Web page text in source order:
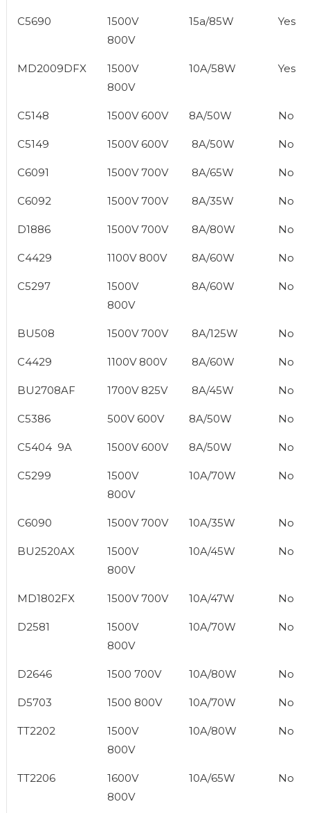
C5690
1500V
800V
15a/85W Yes
MD2009DFX
1500V
800V
10A/58W Yes
C5148 1500V 600V 8A/50W No
C5149 1500V 600V 8A/50W No
C6091 1500V 700V 8A/65W No
C6092 1500V 700V 8A/35W No
D1886 1500V 700V 8A/80W No
C4429 1100V 800V 8A/60W No
C5297
1500V
800V
8A/60W No
BU508 1500V 700V 8A/125W No
C4429 1100V 800V 8A/60W No
BU2708AF 1700V 825V 8A/45W No
C5386 500V 600V 8A/50W No
C5404 9A 1500V 600V 8A/50W No
C5299
1500V
800V
10A/70W No
C6090 1500V 700V 10A/35W No
BU2520AX
1500V
800V
10A/45W No
MD1802FX 1500V 700V 10A/47W No
D2581
1500V
800V
10A/70W No
D2646 1500 700V 10A/80W No
D5703 1500 800V 10A/70W No
TT2202
1500V
800V
10A/80W No
TT2206
1600V
800V
10A/65W No